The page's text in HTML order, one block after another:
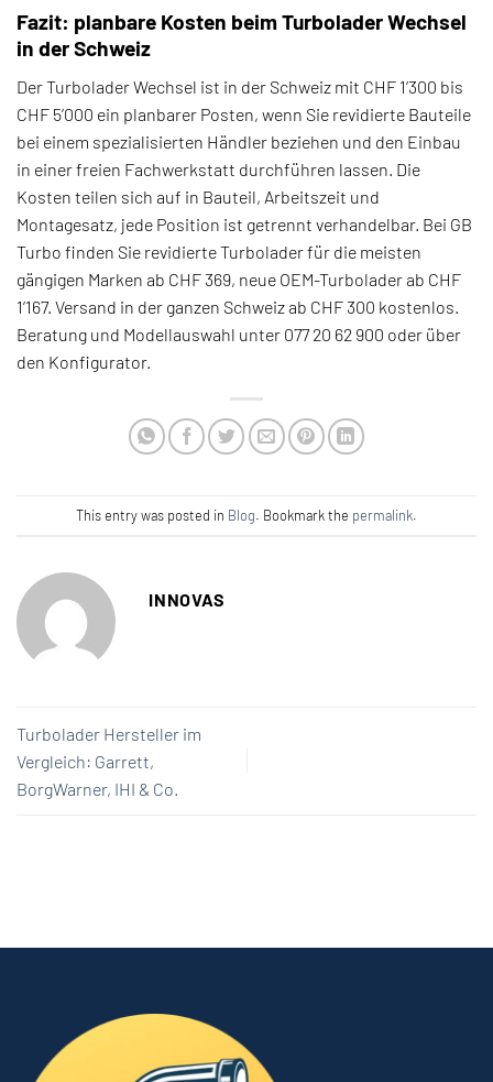
Fazit: planbare Kosten beim Turbolader Wechsel
in der Schweiz
Der Turbolader Wechsel ist in der Schweiz mit CHF 1’300 bis
CHF 5’000 ein planbarer Posten, wenn Sie revidierte Bauteile
bei einem spezialisierten Händler beziehen und den Einbau
in einer freien Fachwerkstatt durchführen lassen. Die
Kosten teilen sich auf in Bauteil, Arbeitszeit und
Montagesatz, jede Position ist getrennt verhandelbar. Bei GB
Turbo finden Sie revidierte Turbolader für die meisten
gängigen Marken ab CHF 369, neue OEM-Turbolader ab CHF
1’167. Versand in der ganzen Schweiz ab CHF 300 kostenlos.
Beratung und Modellauswahl unter 077 20 62 900 oder über
den Konfigurator.
This entry was posted in Blog. Bookmark the permalink.
INNOVAS
Turbolader Hersteller im
Vergleich: Garrett,
BorgWarner, IHI & Co.